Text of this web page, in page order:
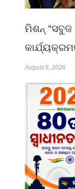
ମିଶନ୍
August 8, 2026